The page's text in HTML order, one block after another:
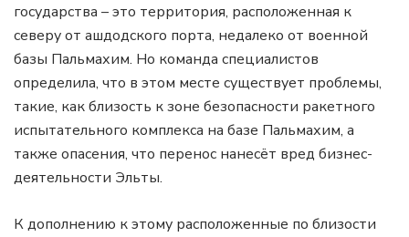
государства – это территория, расположенная к
северу от ашдодского порта, недалеко от военной
базы Пальмахим. Но команда специалистов
определила, что в этом месте существует проблемы,
такие, как близость к зоне безопасности ракетного
испытательного комплекса на базе Пальмахим, а
также опасения, что перенос нанесёт вред бизнес-
деятельности Эльты.
К дополнению к этому расположенные по близости